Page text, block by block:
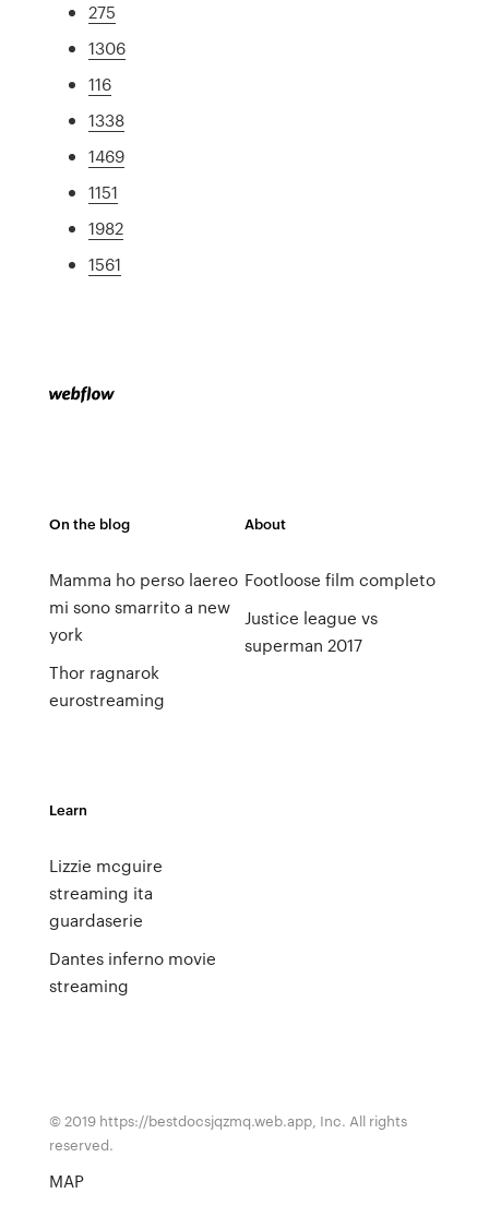
275
1306
116
1338
1469
1151
1982
1561
On the blog
Mamma ho perso laereo
mi sono smarrito a new
york
Thor ragnarok
eurostreaming
About
Footloose film completo
Justice league vs
superman 2017
Learn
Lizzie mcguire
streaming ita
guardaserie
Dantes inferno movie
streaming
© 2019 https://bestdocsjqzmq.web.app, Inc. All rights
reserved.
MAP